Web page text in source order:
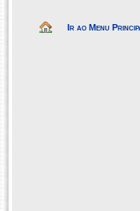
Ir ao Menu